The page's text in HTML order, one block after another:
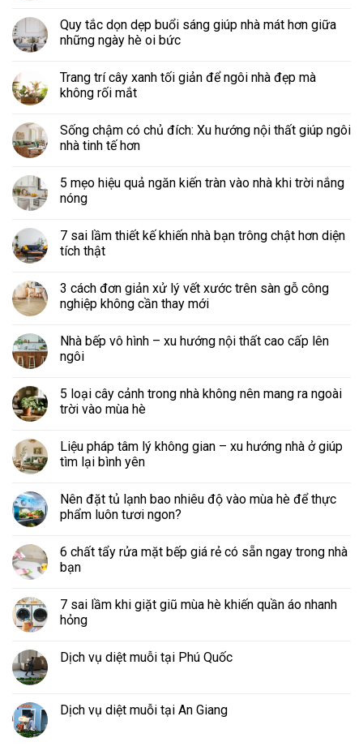
Quy tắc dọn dẹp buổi sáng giúp nhà mát hơn giữa
những ngày hè oi bức
Trang trí cây xanh tối giản để ngôi nhà đẹp mà
không rối mắt
Sống chậm có chủ đích: Xu hướng nội thất giúp ngôi
nhà tinh tế hơn
5 mẹo hiệu quả ngăn kiến tràn vào nhà khi trời nắng
nóng
7 sai lầm thiết kế khiến nhà bạn trông chật hơn diện
tích thật
3 cách đơn giản xử lý vết xước trên sàn gỗ công
nghiệp không cần thay mới
Nhà bếp vô hình – xu hướng nội thất cao cấp lên
ngôi
5 loại cây cảnh trong nhà không nên mang ra ngoài
trời vào mùa hè
Liệu pháp tâm lý không gian – xu hướng nhà ở giúp
tìm lại bình yên
Nên đặt tủ lạnh bao nhiêu độ vào mùa hè để thực
phẩm luôn tươi ngon?
6 chất tẩy rửa mặt bếp giá rẻ có sẵn ngay trong nhà
bạn
7 sai lầm khi giặt giũ mùa hè khiến quần áo nhanh
hỏng
Dịch vụ diệt muỗi tại Phú Quốc
Dịch vụ diệt muỗi tại An Giang